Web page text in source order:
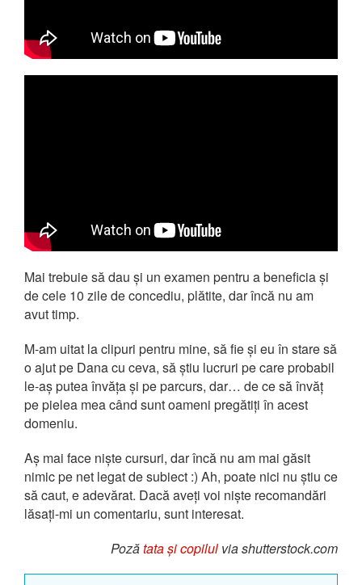
Mai trebuie să dau și un examen pentru a beneficia și
de cele 10 zile de concediu, plătite, dar încă nu am
avut timp.
M-am uitat la clipuri pentru mine, să fie și eu în stare să
o ajut pe Dana cu ceva, să știu lucruri pe care probabil
le-aș putea învăța și pe parcurs, dar… de ce să învăț
pe pielea mea când sunt oameni pregătiți în acest
domeniu.
Aș mai face niște cursuri, dar încă nu am mai găsit
nimic pe net legat de subiect :) Ah, poate nici nu știu ce
să caut, e adevărat. Dacă aveți voi niște recomandări
lăsați-mi un comentariu, sunt interesat.
Pozătata și copilul via shutterstock.com